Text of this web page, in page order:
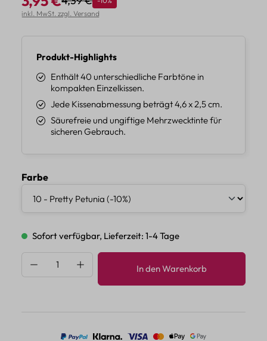
Verkaufspreis:Regulärer Preis:
inkl. MwSt. zzgl. Versand
Produkt-Highlights
Enthält 40 unterschiedliche Farbtöne in
kompakten Einzelkissen.
Jede Kissenabmessung beträgt 4,6 x 2,5 cm.
Säurefreie und ungiftige Mehrzwecktinte für
sicheren Gebrauch.
Farbeauswählen
Sofort verfügbar, Lieferzeit: 1-4 Tage
Produkt Anzahl: Gib den gewünschten
In den Warenkorb